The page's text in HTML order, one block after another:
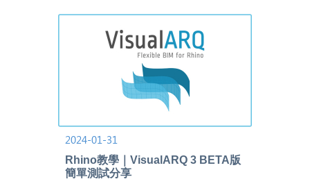
2024-01-31
Rhino教學｜VisualARQ 3 BETA版
簡單測試分享